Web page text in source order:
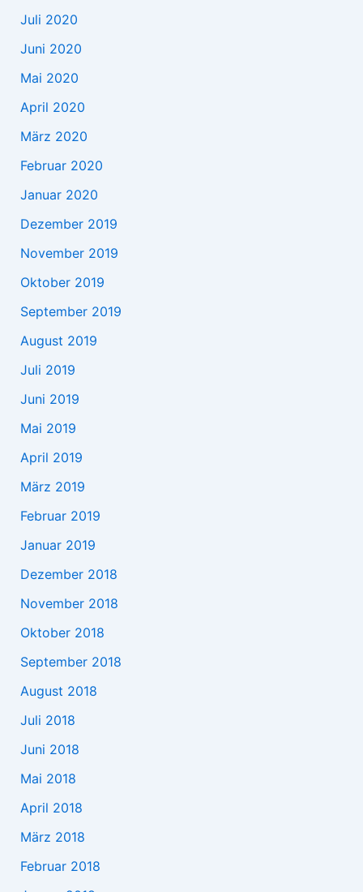
Juli 2020
Juni 2020
Mai 2020
April 2020
März 2020
Februar 2020
Januar 2020
Dezember 2019
November 2019
Oktober 2019
September 2019
August 2019
Juli 2019
Juni 2019
Mai 2019
April 2019
März 2019
Februar 2019
Januar 2019
Dezember 2018
November 2018
Oktober 2018
September 2018
August 2018
Juli 2018
Juni 2018
Mai 2018
April 2018
März 2018
Februar 2018